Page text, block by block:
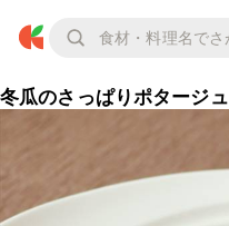
冬瓜のさっぱりポタージュ